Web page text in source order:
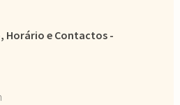
Horário e Contactos